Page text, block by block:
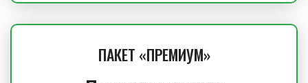
ПАКЕТ «ПРЕМИУМ»